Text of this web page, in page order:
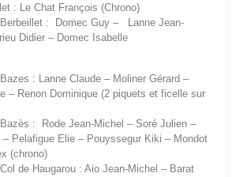
: Le Chat François (Chrono)
: Domec Guy – Lanne Jean-
Didier – Domec Isabelle
: Lanne Claude – Moliner Gérard –
– Renon Dominique (2 piquets et ficelle sur
: Rode Jean-Michel – Soré Julien –
– Pelafigue Elie – Pouyssegur Kiki – Mondot
(chrono)
de Haugarou : Aio Jean-Michel – Barat